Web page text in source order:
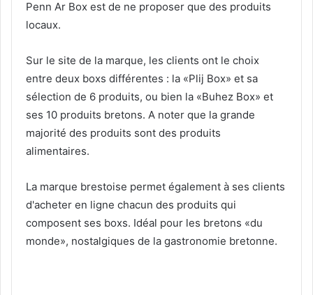
Penn Ar Box est de ne proposer que des produits
locaux.
Sur le site de la marque, les clients ont le choix
entre deux boxs différentes : la «Plij Box» et sa
sélection de 6 produits, ou bien la «Buhez Box» et
ses 10 produits bretons. A noter que la grande
majorité des produits sont des produits
alimentaires.
La marque brestoise permet également à ses clients
d'acheter en ligne chacun des produits qui
composent ses boxs. Idéal pour les bretons «du
monde», nostalgiques de la gastronomie bretonne.